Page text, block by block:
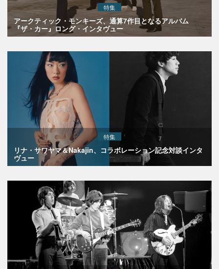
特集
アークティック・モンキーズ、通算7作目となるアルバム
『ザ・カー』ロング・インタヴュー
特集
リナ・サワヤマ＆Nakajin、コラボレーション記念対談インタ
ヴュー